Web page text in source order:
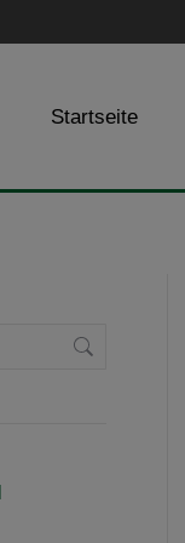
Startseite